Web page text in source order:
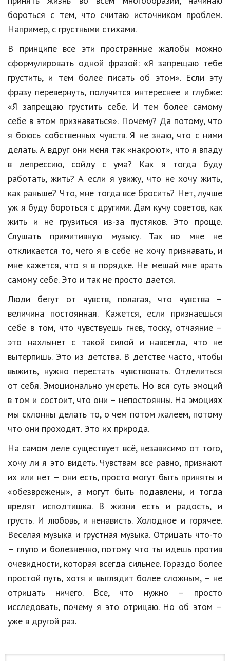
бороться с тем, что считаю источником проблем.
Например, с грустными стихами.
В принципе все эти пространные жалобы можно
сформулировать одной фразой: «Я запрещаю тебе
грустить, и тем более писать об этом». Если эту
фразу перевернуть, получится интереснее и глубже:
«Я запрещаю грустить себе. И тем более самому
себе в этом признаваться». Почему? Да потому, что
я боюсь собственных чувств. Я не знаю, что с ними
делать. А вдруг они меня так «накроют», что я впаду
в депрессию, сойду с ума? Как я тогда буду
работать, жить? А если я увижу, что не хочу жить,
как раньше? Что, мне тогда все бросить? Нет, лучше
уж я буду бороться с другими. Дам кучу советов, как
жить и не грузиться из-за пустяков. Это проще.
Слушать примитивную музыку. Так во мне не
откликается то, чего я в себе не хочу признавать, и
мне кажется, что я в порядке. Не мешай мне врать
самому себе. Это и так не просто дается.
Люди бегут от чувств, полагая, что чувства –
величина постоянная. Кажется, если признаешься
себе в том, что чувствуешь гнев, тоску, отчаяние –
это нахлынет с такой силой и навсегда, что не
вытерпишь. Это из детства. В детстве часто, чтобы
выжить, нужно перестать чувствовать. Отделиться
от себя. Эмоционально умереть. Но вся суть эмоций
в том и состоит, что они – непостоянны. На эмоциях
мы склонны делать то, о чем потом жалеем, потому
что они проходят. Это их природа.
На самом деле существует всё, независимо от того,
хочу ли я это видеть. Чувствам все равно, признают
их или нет – они есть, просто могут быть приняты и
«обезврежены», а могут быть подавлены, и тогда
вредят исподтишка. В жизни есть и радость, и
грусть. И любовь, и ненависть. Холодное и горячее.
Веселая музыка и грустная музыка. Отрицать что-то
– глупо и болезненно, потому что ты идешь против
очевидности, которая всегда сильнее. Гораздо более
простой путь, хотя и выглядит более сложным, – не
отрицать ничего. Все, что нужно – просто
исследовать, почему я это отрицаю. Но об этом –
уже в другой раз.